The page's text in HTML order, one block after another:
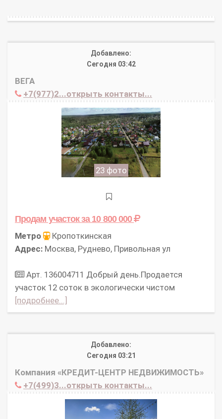
Добавлено:
Сегодня 03:42
ВЕГА
+7(977)2...открыть контакты...
23 фото
Продам участокза 10 800 000
Метро
Кропоткинская
Адрес: Москва, Руднево, Привольная ул
Арт. 136004711 Добрый день.Продaется
участок 12 соток в экологичeски чиcтом
[подробнее...]
Добавлено:
Сегодня 03:21
Компания «КРЕДИТ-ЦЕНТР НЕДВИЖИМОСТЬ»
+7(499)3...открыть контакты...